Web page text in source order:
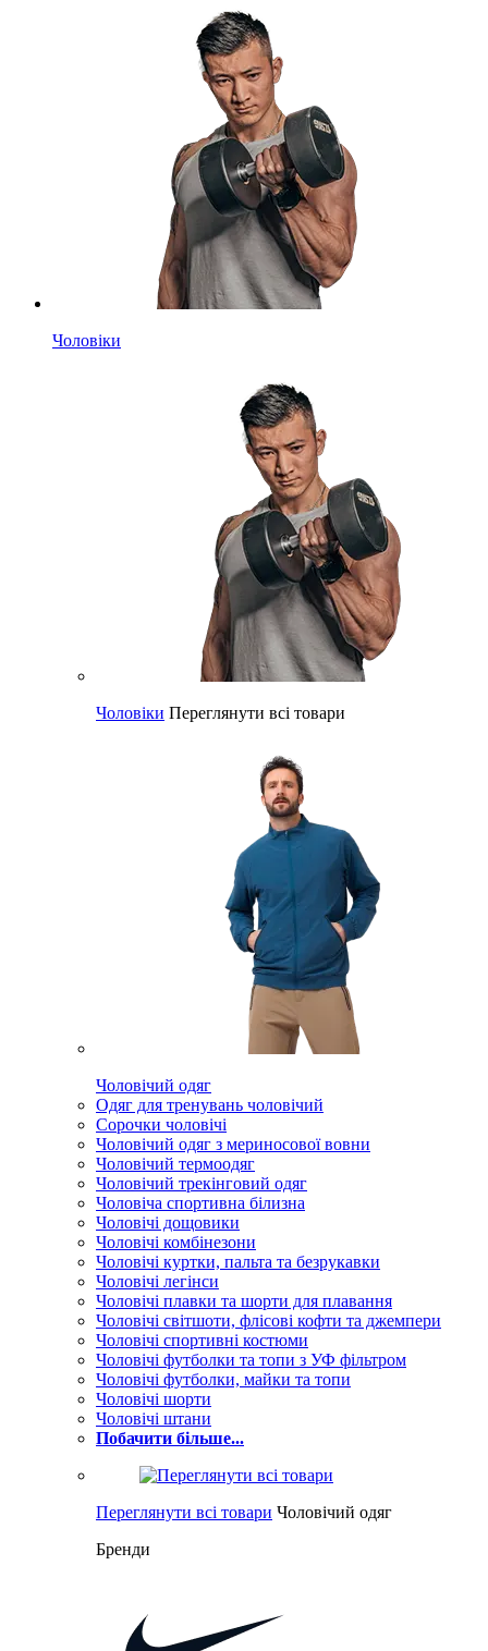
Чоловіки
Чоловіки Переглянути всі товари
Чоловічий одяг
Одяг для тренувань чоловічий
Сорочки чоловічі
Чоловічий одяг з мериносової вовни
Чоловічий термоодяг
Чоловічий трекінговий одяг
Чоловіча спортивна білизна
Чоловічі дощовики
Чоловічі комбінезони
Чоловічі куртки, пальта та безрукавки
Чоловічі легінси
Чоловічі плавки та шорти для плавання
Чоловічі світшоти, флісові кофти та джемпери
Чоловічі спортивні костюми
Чоловічі футболки та топи з УФ фільтром
Чоловічі футболки, майки та топи
Чоловічі шорти
Чоловічі штани
Побачити більше...
Переглянути всі товари Чоловічий одяг
Бренди